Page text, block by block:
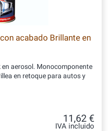
acabado Brillante en
aerosol. Monocomponente
en retoque para autos y
11,62 €
IVA incluido